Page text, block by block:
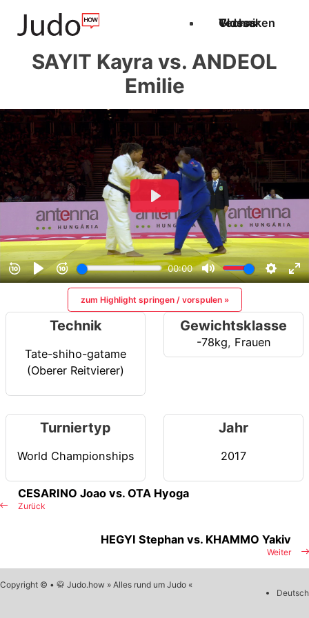
Techniken
Videos
Glossar
SAYIT Kayra vs. ANDEOL
Emilie
zum Highlight springen / vorspulen »
Technik
Tate-shiho-gatame
(Oberer Reitvierer)
Gewichtsklasse
-78kg, Frauen
Turniertyp
World Championships
Jahr
2017
Zurück
CESARINO Joao vs. OTA Hyoga
Weiter
HEGYI Stephan vs. KHAMMO Yakiv
Copyright © • 🥋 Judo.how » Alles rund um Judo «
Deutsch